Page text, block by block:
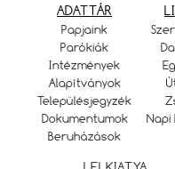
ADATTÁR
Papjaink
Parókiák
Intézmények
Alapítványok
Településjegyzék
Dokumentumok
Beruházások
Napi